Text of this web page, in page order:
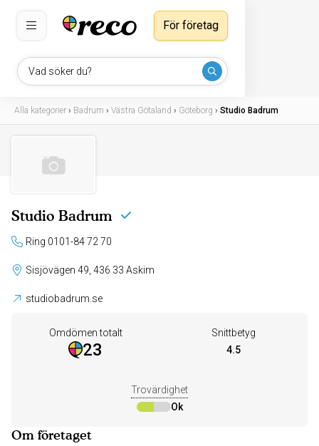
Vad söker du?
För företag
Alla kategorier › Badrum › Västra Götaland › Göteborg › Studio Badrum
Studio Badrum
Ring 0101-84 72 70
Sisjövägen 49, 436 33 Askim
studiobadrum.se
Omdömen totalt
23
Snittbetyg
4.5
Trovärdighet
Ok
Om företaget